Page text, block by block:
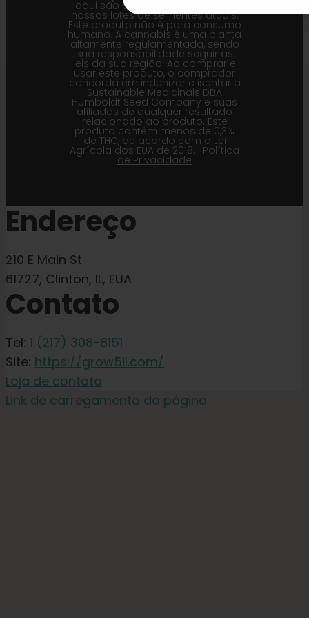
aqui são as mais precisas para
nossos lotes de sementes atuais.
Este produto não é para consumo
humano. A cannabis é uma planta
altamente regulamentada, sendo
sua responsabilidade seguir as
leis da sua região. Ao comprar e
usar este produto, o comprador
concorda em indenizar e isentar a
Sustainable Medicinals DBA
Humboldt Seed Company e suas
afiliadas de qualquer resultado
relacionado ao produto. Este
produto contém menos de 0,3%
de THC, de acordo com a Lei
Agrícola dos EUA de 2018. | Política
de Privacidade
Endereço
210 E Main St
61727, Clinton, IL, EUA
Contato
Tel: 1 (217) 308-8151
Site: https://grow5il.com/
Loja de contato
Link de carregamento da página